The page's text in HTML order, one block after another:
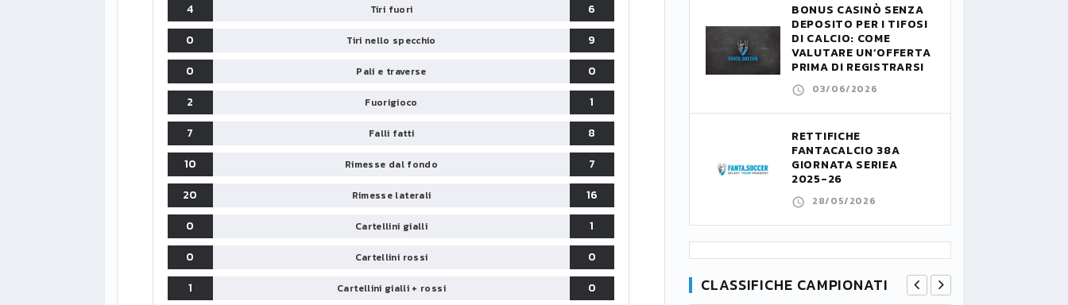
4
Tiri fuori
6
0
Tiri nello specchio
9
0
Pali e traverse
0
2
Fuorigioco
1
7
Falli fatti
8
10
Rimesse dal fondo
7
20
Rimesse laterali
16
0
Cartellini gialli
1
0
Cartellini rossi
0
1
Cartellini gialli + rossi
0
BONUS CASINÒ SENZA
DEPOSITO PER I TIFOSI
DI CALCIO: COME
VALUTARE UN’OFFERTA
PRIMA DI REGISTRARSI
03/06/2026
RETTIFICHE
FANTACALCIO 38A
GIORNATA SERIEA
2025-26
28/05/2026
CLASSIFICHE CAMPIONATI